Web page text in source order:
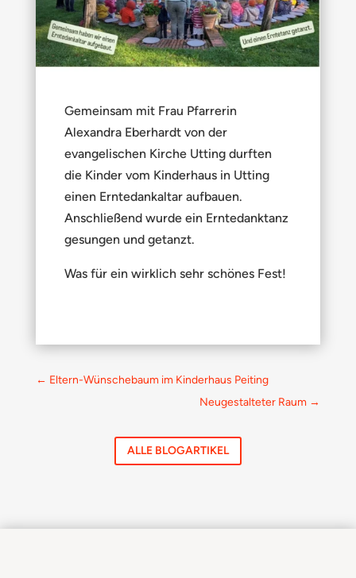
Gemeinsam mit Frau Pfarrerin
Alexandra Eberhardt von der
evangelischen Kirche Utting durften
die Kinder vom Kinderhaus in Utting
einen Erntedankaltar aufbauen.
Anschließend wurde ein Erntedanktanz
gesungen und getanzt.
Was für ein wirklich sehr schönes Fest!
← Eltern-Wünschebaum im Kinderhaus Peiting
Neugestalteter Raum →
ALLE BLOGARTIKEL